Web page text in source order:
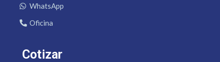
WhatsApp
Oficina
Cotizar